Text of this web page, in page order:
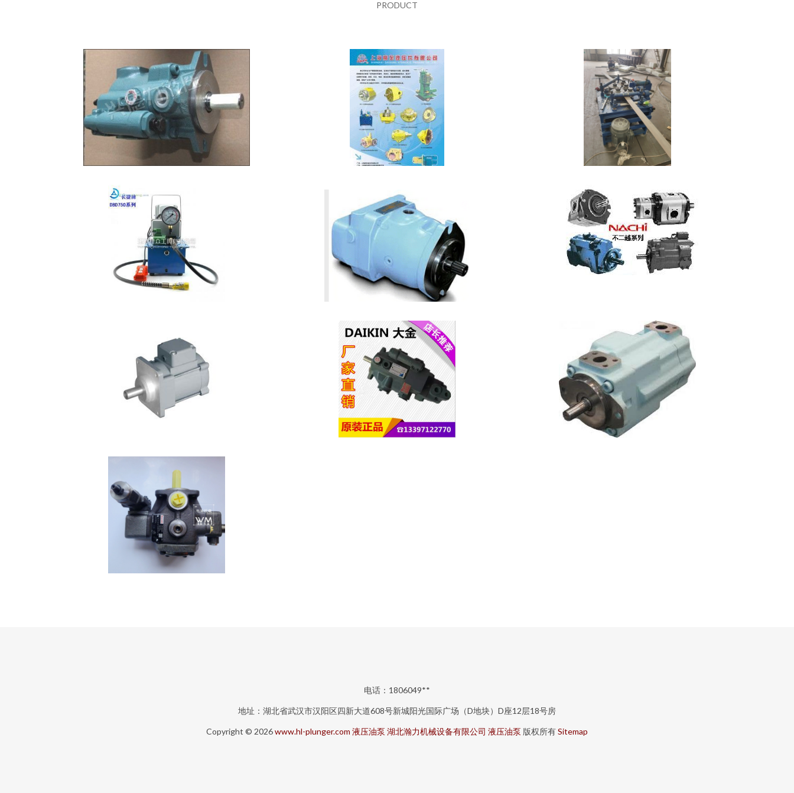
PRODUCT
电话：1806049**
地址：湖北省武汉市汉阳区四新大道608号新城阳光国际广场（D地块）D座12层18号房
Copyright © 2026www.hl-plunger.com 液压油泵 湖北瀚力机械设备有限公司 液压油泵 版权所有Sitemap